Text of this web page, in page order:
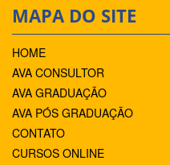
MAPA DO SITE
HOME
AVA CONSULTOR
AVA GRADUAÇÃO
AVA PÓS GRADUAÇÃO
CONTATO
CURSOS ONLINE